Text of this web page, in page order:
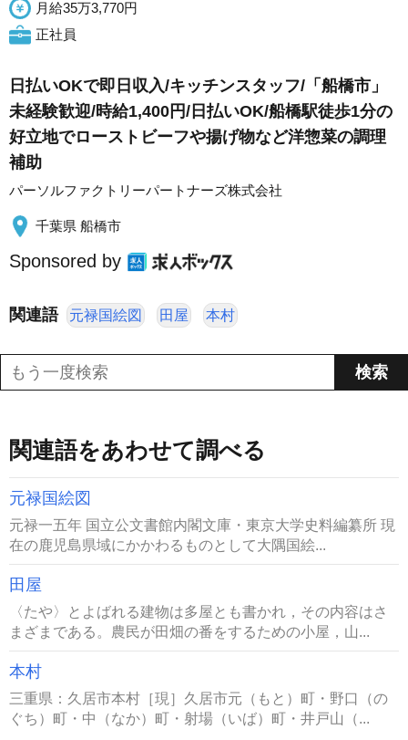
月給35万3,770円
正社員
日払いOKで即日収入/キッチンスタッフ/「船橋市」
未経験歓迎/時給1,400円/日払いOK/船橋駅徒歩1分の
好立地でローストビーフや揚げ物など洋惣菜の調理
補助
パーソルファクトリーパートナーズ株式会社
千葉県 船橋市
Sponsored by
関連語 元禄国絵図 田屋 本村
関連語をあわせて調べる
元禄国絵図
元禄一五年 国立公文書館内閣文庫・東京大学史料編纂所 現
在の鹿児島県域にかかわるものとして大隅国絵...
田屋
〈たや〉とよばれる建物は多屋とも書かれ，その内容はさ
まざまである。農民が田畑の番をするための小屋，山...
本村
三重県：久居市本村［現］久居市元（もと）町・野口（の
ぐち）町・中（なか）町・射場（いば）町・井戸山（...